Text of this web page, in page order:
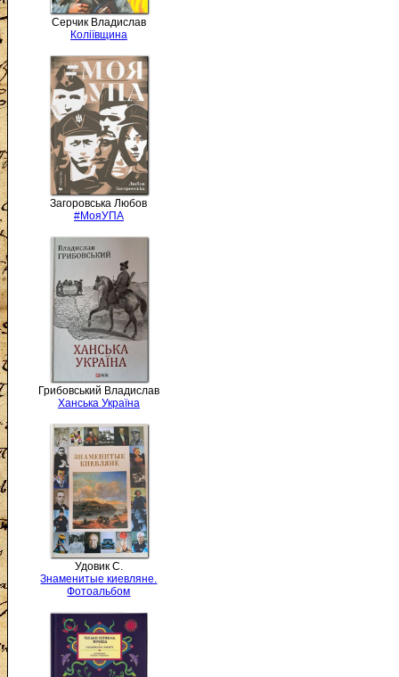
Серчик Владислав
Коліївщина
Загоровська Любов
#МояУПА
Грибовський Владислав
Ханська Україна
Удовик С.
Знаменитые киевляне.
Фотоальбом